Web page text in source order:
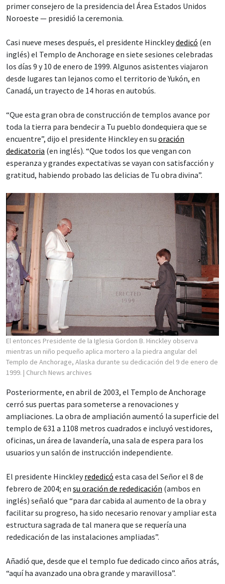
primer consejero de la presidencia del Área Estados Unidos
Noroeste — presidió la ceremonia.
Casi nueve meses después, el presidente Hinckleydedicó (en
inglés) el Templo de Anchorage en siete sesiones celebradas
los días 9 y 10 de enero de 1999. Algunos asistentes viajaron
desde lugares tan lejanos como el territorio de Yukón, en
Canadá, un trayecto de 14 horas en autobús.
“Que esta gran obra de construcción de templos avance por
toda la tierra para bendecir a Tu pueblo dondequiera que se
encuentre”, dijo el presidente Hinckley en su oración
dedicatoria (en inglés). “Que todos los que vengan con
esperanza y grandes expectativas se vayan con satisfacción y
gratitud, habiendo probado las delicias de Tu obra divina”.
El entonces Presidente de la Iglesia Gordon B. Hinckley observa
mientras un niño pequeño aplica mortero a la piedra angular del
Templo de Anchorage, Alaska durante su dedicación del 9 de enero de
1999. | Church News archives
Posteriormente, en abril de 2003, el Templo de Anchorage
cerró sus puertas para someterse a renovaciones y
ampliaciones. La obra de ampliación aumentó la superficie del
templo de 631 a 1108 metros cuadrados e incluyó vestidores,
oficinas, un área de lavandería, una sala de espera para los
usuarios y un salón de instrucción independiente.
El presidente Hinckleyrededicó esta casa del Señor el 8 de
febrero de 2004; en su oración de rededicación (ambos en
inglés) señaló que “para dar cabida al aumento de la obra y
facilitar su progreso, ha sido necesario renovar y ampliar esta
estructura sagrada de tal manera que se requería una
rededicación de las instalaciones ampliadas”.
Añadió que, desde que el templo fue dedicado cinco años atrás,
“aquí ha avanzado una obra grande y maravillosa”.